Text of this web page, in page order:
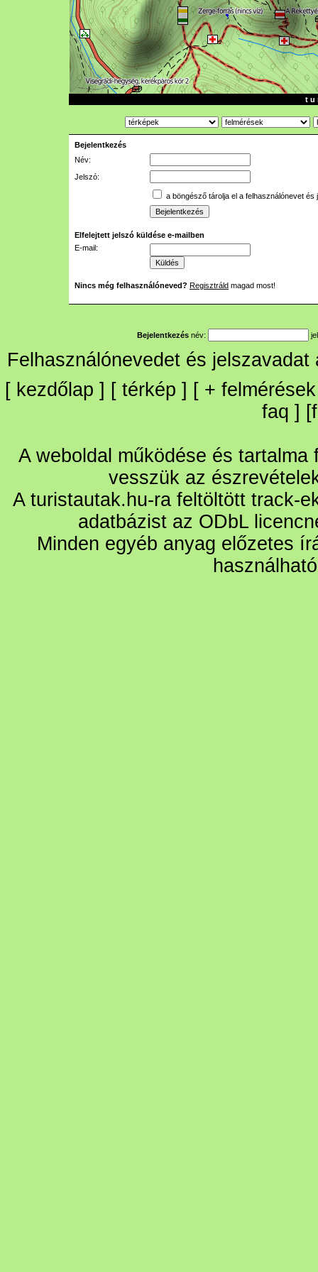
t u
Bejelentkezés
Név:
Jelszó:
a böngésző tárolja el a felhasználónevet és
Elfelejtett jelszó küldése e-mailben
E-mail:
Nincs még felhasználóneved? Regisztráld magad most!
Bejelentkezés név:
Felhasználónevedet és
[ kezdőlap ] [ térkép ] [ + felmérések
faq ] [
A weboldal működése és
vesszük az
A turistautak.hu-ra feltöltött track-
adatbázist az ODbL
Minden egyéb anyag előzetes